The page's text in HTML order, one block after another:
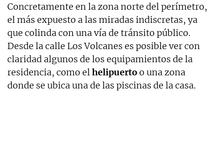
Concretamente en la zona norte del perímetro,
el más expuesto a las miradas indiscretas, ya
que colinda con una vía de tránsito público.
Desde la calle Los Volcanes es posible ver con
claridad algunos de los equipamientos de la
residencia, como elhelipuertoo una zona
donde se ubica una de las piscinas de la casa.